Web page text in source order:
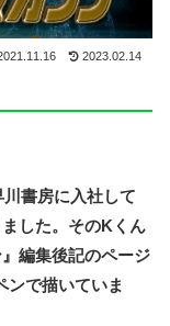
2023.02.14
書房に入社して
した。そのKくん
編集後記のページ
ンで描いていま